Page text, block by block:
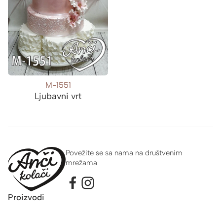
M-1551
Ljubavni vrt
Povežite se sa nama na društvenim
mrežama
Proizvodi